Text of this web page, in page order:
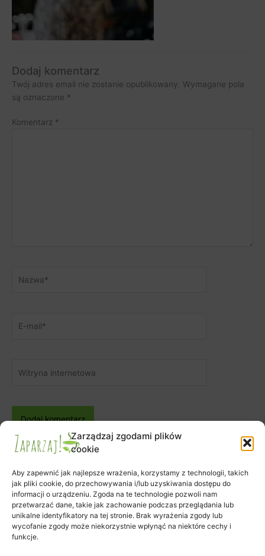
Zarządzaj zgodami plików
cookie
Aby zapewnić jak najlepsze wrażenia, korzystamy z technologii, takich
jak pliki cookie, do przechowywania i/lub uzyskiwania dostępu do
informacji o urządzeniu. Zgoda na te technologie pozwoli nam
przetwarzać dane, takie jak zachowanie podczas przeglądania lub
unikalne identyfikatory na tej stronie. Brak wyrażenia zgody lub
wycofanie zgody może niekorzystnie wpłynąć na niektóre cechy i
funkcje.
Dodaj komentarz
Twój adres email nie zostanie opublikowany.
Wymagane pola
są oznaczone *
Komentarz *
mail*
internetowa
Zapisy na warsztaty
Zamówienie
Koszyk